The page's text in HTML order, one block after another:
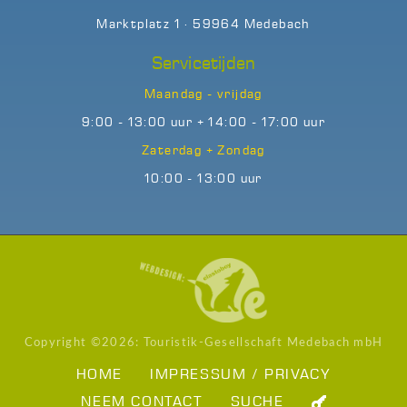
Marktplatz 1 · 59964 Medebach
Servicetijden
Maandag - vrijdag
9:00 - 13:00 uur + 14:00 - 17:00 uur
Zaterdag + Zondag
10:00 - 13:00 uur
Copyright ©2026: Touristik-Gesellschaft Medebach mbH
HOME
IMPRESSUM / PRIVACY
NEEM CONTACT
SUCHE